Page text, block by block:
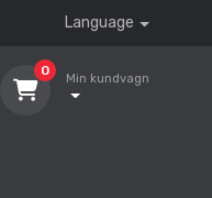
Language
0
Min kundvagn